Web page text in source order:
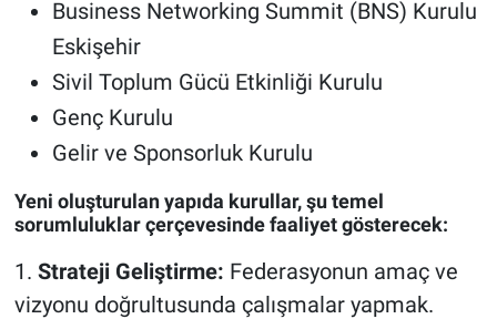
Business Networking Summit (BNS) Kurulu
Eskişehir
Sivil Toplum Gücü Etkinliği Kurulu
Genç Kurulu
Gelir ve Sponsorluk Kurulu
Yeni oluşturulan yapıda kurullar, şu temel
sorumluluklar çerçevesinde faaliyet gösterecek:
1. Strateji Geliştirme: Federasyonun amaç ve
vizyonu doğrultusunda çalışmalar yapmak.